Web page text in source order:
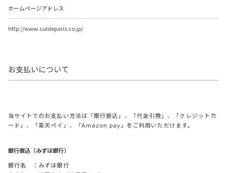
ホームページアドレス
http://www.culdeparis.co.jp/
お支払いについて
当サイトでのお支払い方法は「銀行振込」、「代金引換」、「クレジットカ
ード」、「楽天ペイ」、「Amazon pay」をご利用いただけます。
銀行振込（みずほ銀行）
銀行名 ：みずほ銀行